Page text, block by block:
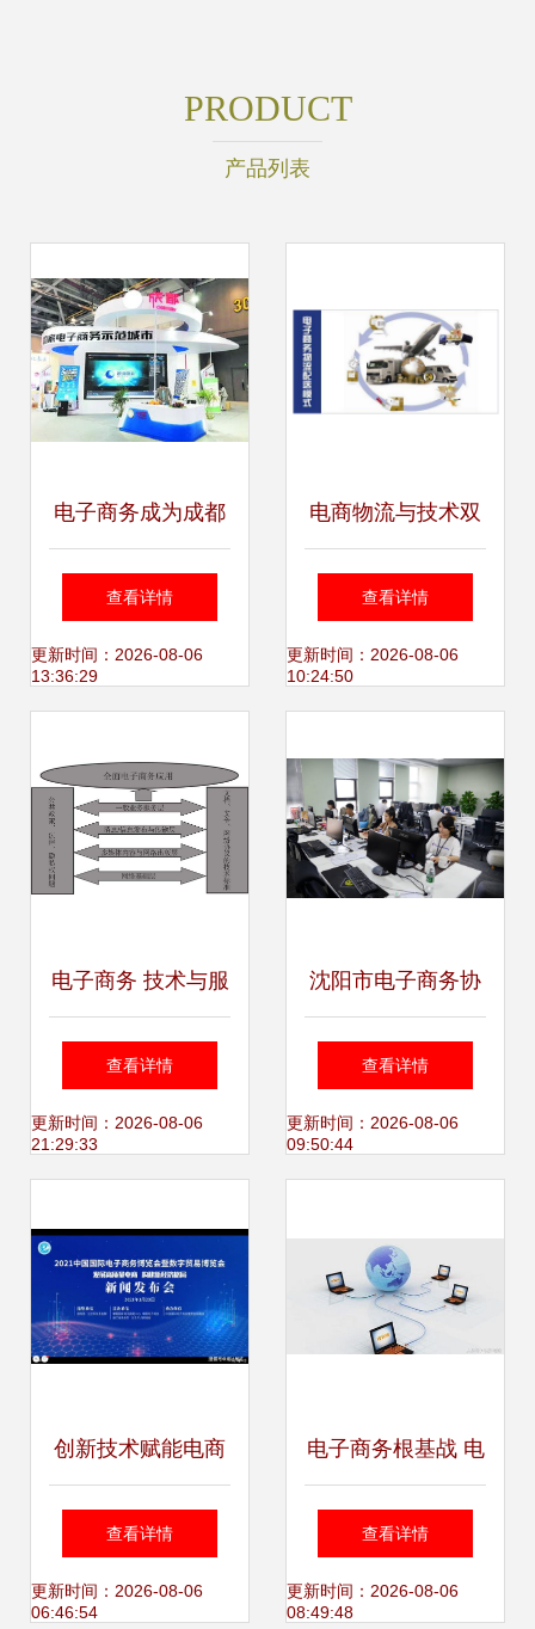
PRODUCT
产品列表
电子商务成为成都
新经济发展的典型
代表 技术服务驱动
查看详情
更新时间：2026-08-06
13:36:29
电商物流与技术双
引擎 解析电子商务
物流组织模式与技
查看详情
更新时间：2026-08-06
10:24:50
电子商务 技术与服
务的融合新篇章
——读何清湖《电
有感
查看详情
更新时间：2026-08-06
21:29:33
沈阳市电子商务协
会孵化中心正式成
立，深化电子商务
查看详情
更新时间：2026-08-06
09:50:44
创新技术赋能电商
新生态——2021义
乌电商博览会线上
查看详情
更新时间：2026-08-06
06:46:54
电子商务根基战 电
商技术服务的覆盖
与深化
查看详情
更新时间：2026-08-06
08:49:48